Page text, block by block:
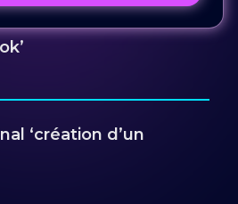
‘création d’un